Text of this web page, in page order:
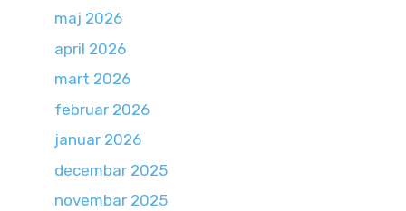
maj 2026
april 2026
mart 2026
februar 2026
januar 2026
decembar 2025
novembar 2025